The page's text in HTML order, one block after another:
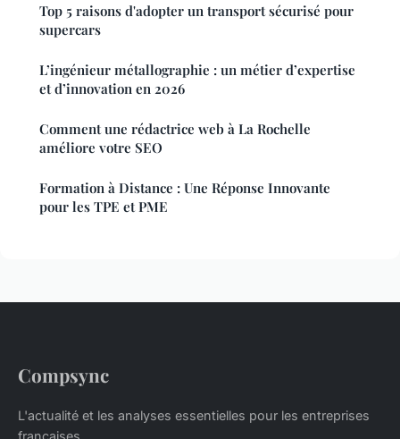
Top 5 raisons d'adopter un transport sécurisé pour
supercars
L’ingénieur métallographie : un métier d’expertise
et d’innovation en 2026
Comment une rédactrice web à La Rochelle
améliore votre SEO
Formation à Distance : Une Réponse Innovante
pour les TPE et PME
Compsync
L'actualité et les analyses essentielles pour les entreprises
françaises